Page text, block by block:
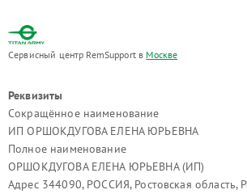
Сервисный центр RemSupport в Москве
Реквизиты
Сокращённое наименование
ИП ОРШОКДУГОВА ЕЛЕНА ЮРЬЕВНА
Полное наименование
ОРШОКДУГОВА ЕЛЕНА ЮРЬЕВНА (ИП)
Адрес 344090, РОССИЯ, Ростовская область,